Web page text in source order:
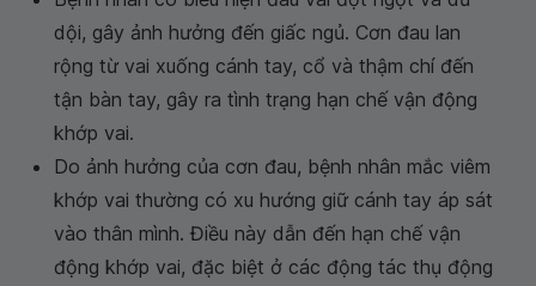
dội, gây ảnh hưởng đến giấc ngủ. Cơn đau lan
rộng từ vai xuống cánh tay, cổ và thậm chí đến
tận bàn tay, gây ra tình trạng hạn chế vận động
khớp vai.
Do ảnh hưởng của cơn đau, bệnh nhân mắc viêm
khớp vai thường có xu hướng giữ cánh tay áp sát
vào thân mình. Điều này dẫn đến hạn chế vận
động khớp vai, đặc biệt ở các động tác thụ động